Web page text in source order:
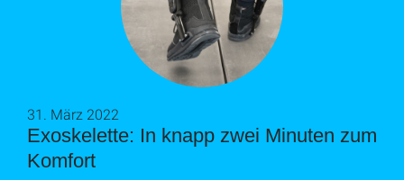
Exoskelette: In knapp zwei Minuten zum
Komfort
31. März 2022